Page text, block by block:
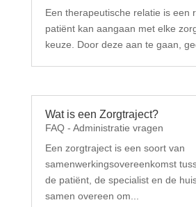
Een therapeutische relatie is een
patiënt kan aangaan met elke
keuze. Door deze aan te gaan,
Wat is een Zorgtraject?
FAQ - Administratie vragen
Een zorgtraject is een soort van
samenwerkingsovereenkomst
de patiënt, de specialist en de
samen overeen om...